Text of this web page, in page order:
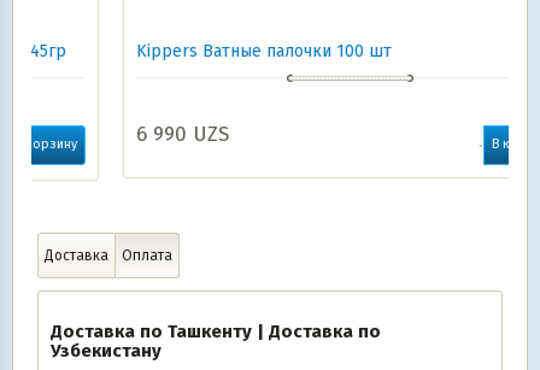
Kippers Ватные палочки 100 шт
6 990 UZS В корзину
Доставка Оплата
Доставка по Ташкенту | Доставка по
Узбекистану